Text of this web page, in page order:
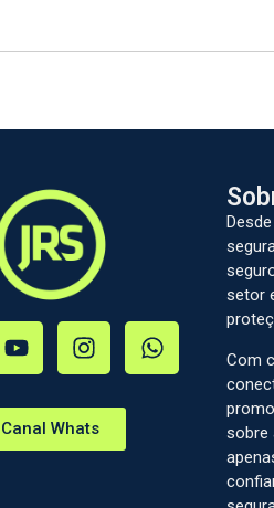
Canal Whats
setor
Com
sobre